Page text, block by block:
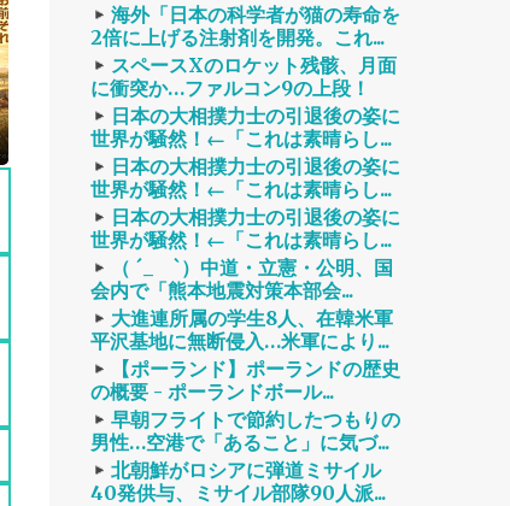
海外「日本の科学者が猫の寿命を
2倍に上げる注射剤を開発。これ...
スペースXのロケット残骸、月面
に衝突か…ファルコン9の上段！
日本の大相撲力士の引退後の姿に
世界が騒然！←「これは素晴らし...
日本の大相撲力士の引退後の姿に
世界が騒然！←「これは素晴らし...
日本の大相撲力士の引退後の姿に
世界が騒然！←「これは素晴らし...
（ ´_ゝ`）中道・立憲・公明、国
会内で「熊本地震対策本部会...
大進連所属の学生8人、在韓米軍
平沢基地に無断侵入…米軍により...
【ポーランド】ポーランドの歴史
の概要 - ポーランドボール...
早朝フライトで節約したつもりの
男性…空港で「あること」に気づ...
北朝鮮がロシアに弾道ミサイル
40発供与、ミサイル部隊90人派...